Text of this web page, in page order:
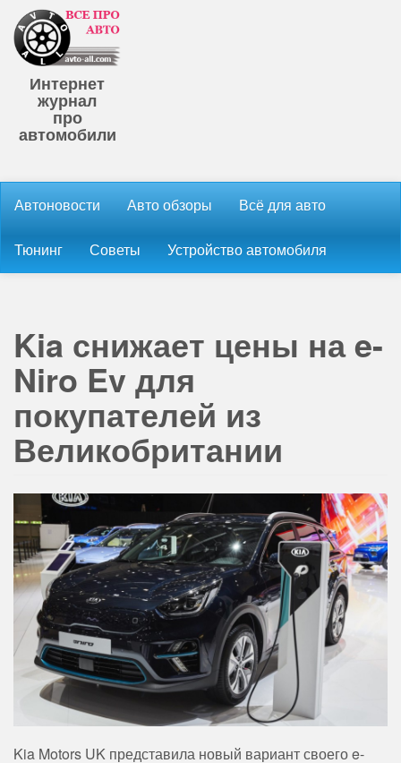
Интернет
журнал
про
автомобили
Автоновости Авто обзоры Всё для авто
Тюнинг Советы Устройство автомобиля
Kia снижает цены на e-
Niro Ev для
покупателей из
Великобритании
Kia Motors UK представила новый вариант своего e-